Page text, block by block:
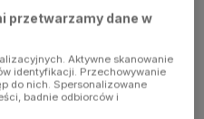
przetwarzamy dane w
Aktywne skanowanie
identyfikacji. Przechowywanie
do nich. Spersonalizowane
badnie odbiorców i